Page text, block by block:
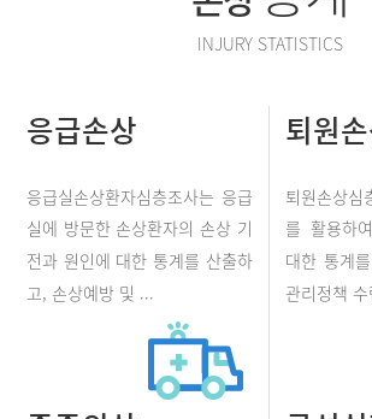
INJURY STATISTICS
응급손상
응급실손상환자심층조사는 응급
실에 방문한 손상환자의 손상 기
전과 원인에 대한 통계를 산출하
고, 손상예방 및 ...
퇴원
퇴원손상
를 활용하
대한 통계
관리정책